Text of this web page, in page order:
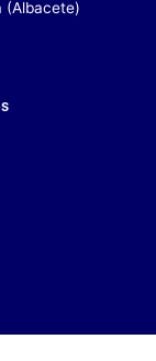
(Albacete)